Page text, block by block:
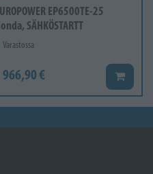
EP6500TE-25
SÄHKÖSTARTT
Varastossa
966,90 € Lisää